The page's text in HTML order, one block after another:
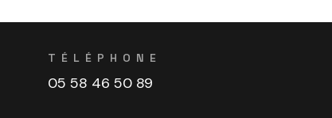
TÉLÉPHONE
05 58 46 50 89